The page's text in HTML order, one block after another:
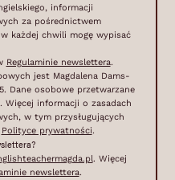
informacji
za pośrednictwem
każdej chwili mogę wypisać
Regulaminie newslettera.
jest Magdalena Dams-
Dane osobowe przetwarzane
Więcej informacji o zasadach
w tym przysługujących
Polityce prywatności.
. Więcej
newslettera.